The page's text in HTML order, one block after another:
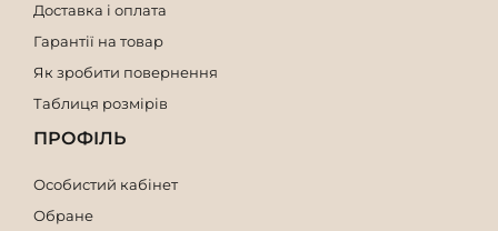
Доставка і оплата
Гарантії на товар
Як зробити повернення
Таблиця розмірів
ПРОФІЛЬ
Особистий кабінет
Обране